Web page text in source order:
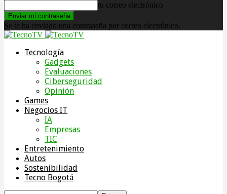
tu correo electrónico
Se te ha enviado una contraseña por correo electrónico.
Tecnología
Gadgets
Evaluaciones
Ciberseguridad
Opinión
Games
Negocios IT
IA
Empresas
TIC
Entretenimiento
Autos
Sostenibilidad
Tecno Bogotá